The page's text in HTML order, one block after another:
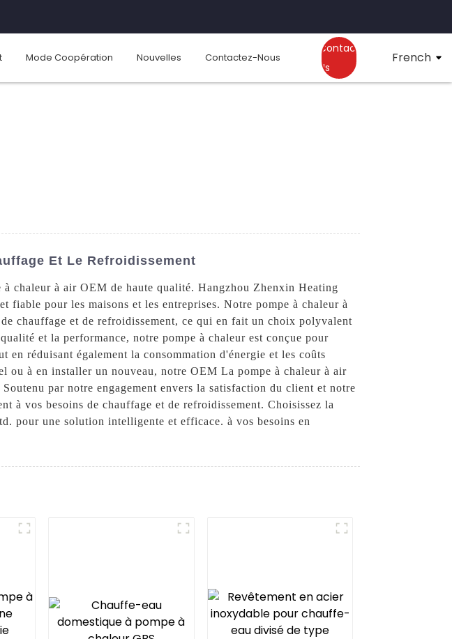
Mode Coopération Nouvelles Contactez-Nous
Contact
Us
French
Et Le Refroidissement
chaleur à air OEM de haute qualité. Hangzhou Zhenxin Heating
pour les maisons et les entreprises. Notre pompe à chaleur à
chauffage et de refroidissement, ce qui en fait un choix polyvalent
et la performance, notre pompe à chaleur est conçue pour
réduisant également la consommation d'énergie et les coûts
ou à en installer un nouveau, notre OEM La pompe à chaleur à air
par notre engagement envers la satisfaction du client et notre
à vos besoins de chauffage et de refroidissement. Choisissez la
pour une solution intelligente et efficace. à vos besoins en